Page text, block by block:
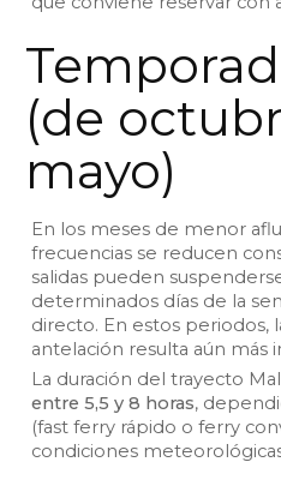
(de
mayo)
En los meses de menor
frecuencias se reducen
salidas pueden
determinados días de la
directo. En estos periodos,
antelación resulta aún más
La duración del trayecto
entre 5,5 y 8 horas,
(fast ferry rápido o ferry
condiciones